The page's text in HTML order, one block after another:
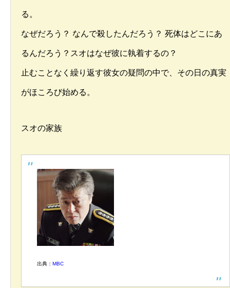
る。
なぜだろう？ なんで殺したんだろう？ 死体はどこにあ
るんだろう？スオはなぜ彼に執着するの？
止むことなく繰り返す彼女の疑問の中で、その日の真実
がほころび始める。
スオの家族
出典： MBC